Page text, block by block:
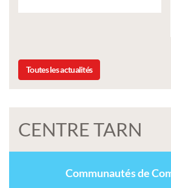
Liste des tarifs 2026 des services
délibération du conseil municipal
Toutes les actualités
CENTRE TARN
Communautés de